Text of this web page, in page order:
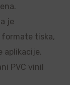
je
tiska,
aplikacije.
PVC vinil